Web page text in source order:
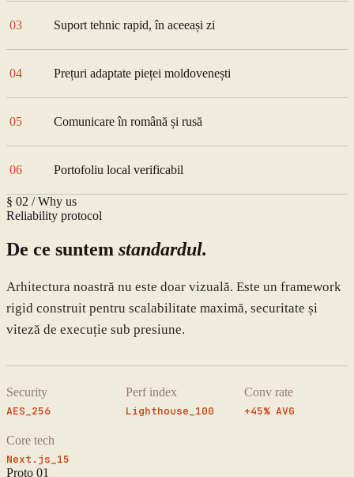
03 Suport tehnic rapid, în aceeași zi
04 Prețuri adaptate pieței moldovenești
05 Comunicare în română și rusă
06 Portofoliu local verificabil
§ 02 / Why us
Reliability protocol
De ce suntem standardul.
Arhitectura noastră nu este doar vizuală. Este un framework
rigid construit pentru scalabilitate maximă, securitate și
viteză de execuție sub presiune.
Security
AES_256
Perf index
Lighthouse_100
Conv rate
+45% AVG
Core tech
Next.js_15
Proto 01